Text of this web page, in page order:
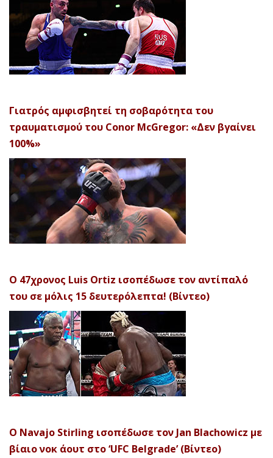
Γιατρός αμφισβητεί τη σοβαρότητα του
τραυματισμού του Conor McGregor: «Δεν βγαίνει
100%»
Ο 47χρονος Luis Ortiz ισοπέδωσε τον αντίπαλό
του σε μόλις 15 δευτερόλεπτα! (Βίντεο)
Ο Navajo Stirling ισοπέδωσε τον Jan Blachowicz με
βίαιο νοκ άουτ στο ‘UFC Belgrade’ (Βίντεο)